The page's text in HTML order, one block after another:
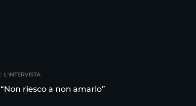
L'INTERVISTA
“Non riesco a non amarlo”